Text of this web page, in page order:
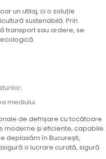
un utilaj, ci o soluție
sustenabilă. Prin
transport sau ardere, se
mediului.
de defrișare cu tocătoare
moderne și eficiente, capabile
deplasăm în București,
o lucrare curată, sigură